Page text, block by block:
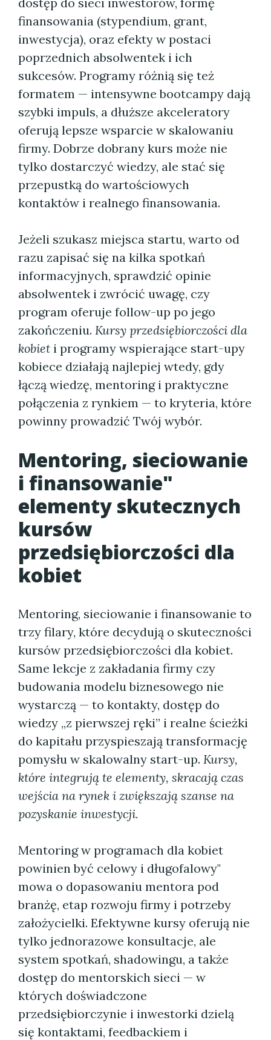
finansowania (stypendium, grant,
inwestycja), oraz efekty w postaci
poprzednich absolwentek i ich
sukcesów. Programy różnią się też
formatem — intensywne bootcampy dają
szybki impuls, a dłuższe akceleratory
oferują lepsze wsparcie w skalowaniu
firmy. Dobrze dobrany kurs może nie
tylko dostarczyć wiedzy, ale stać się
przepustką do wartościowych
kontaktów i realnego finansowania.
Jeżeli szukasz miejsca startu, warto od
razu zapisać się na kilka spotkań
informacyjnych, sprawdzić opinie
absolwentek i zwrócić uwagę, czy
program oferuje follow-up po jego
zakończeniu. Kursy przedsiębiorczości dla
kobiet i programy wspierające start-upy
kobiece działają najlepiej wtedy, gdy
łączą wiedzę, mentoring i praktyczne
połączenia z rynkiem — to kryteria, które
powinny prowadzić Twój wybór.
Mentoring, sieciowanie
i finansowanie"
elementy skutecznych
kursów
przedsiębiorczości dla
kobiet
Mentoring, sieciowanie i finansowanie to
trzy filary, które decydują o skuteczności
kursów przedsiębiorczości dla kobiet.
Same lekcje z zakładania firmy czy
budowania modelu biznesowego nie
wystarczą — to kontakty, dostęp do
wiedzy „z pierwszej ręki” i realne ścieżki
do kapitału przyspieszają transformację
pomysłu w skalowalny start-up. Kursy,
które integrują te elementy, skracają czas
wejścia na rynek i zwiększają szanse na
pozyskanie inwestycji.
Mentoring w programach dla kobiet
powinien być celowy i długofalowy"
mowa o dopasowaniu mentora pod
branżę, etap rozwoju firmy i potrzeby
założycielki. Efektywne kursy oferują nie
tylko jednorazowe konsultacje, ale
system spotkań, shadowingu, a także
dostęp do mentorskich sieci — w
których doświadczone
przedsiębiorczynie i inwestorki dzielą
się kontaktami, feedbackiem i